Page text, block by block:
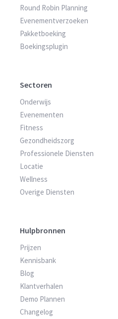
Round Robin Planning
Evenementverzoeken
Pakketboeking
Boekingsplugin
Sectoren
Onderwijs
Evenementen
Fitness
Gezondheidszorg
Professionele Diensten
Locatie
Wellness
Overige Diensten
Hulpbronnen
Prijzen
Kennisbank
Blog
Klantverhalen
Demo Plannen
Changelog